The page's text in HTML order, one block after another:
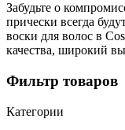
Забудьте о
прически всегда
воски для волос в
качества, широкий
Фильтр товаров
Категории